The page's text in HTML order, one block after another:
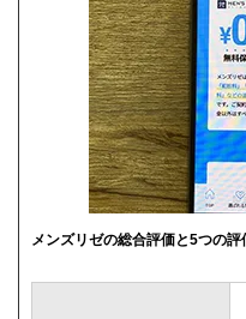
メンズリゼの総合評価と5つの評